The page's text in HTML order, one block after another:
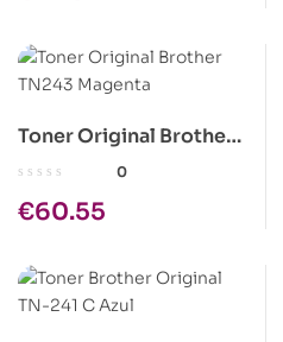
Toner Original Brother
TN243 Magenta
0
€60.55